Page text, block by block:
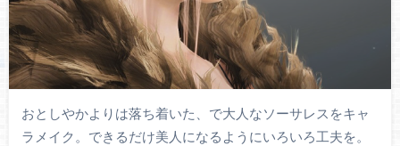
おとしやかよりは落ち着いた、で大人なソーサレスをキャ
ラメイク。できるだけ美人になるようにいろいろ工夫を。